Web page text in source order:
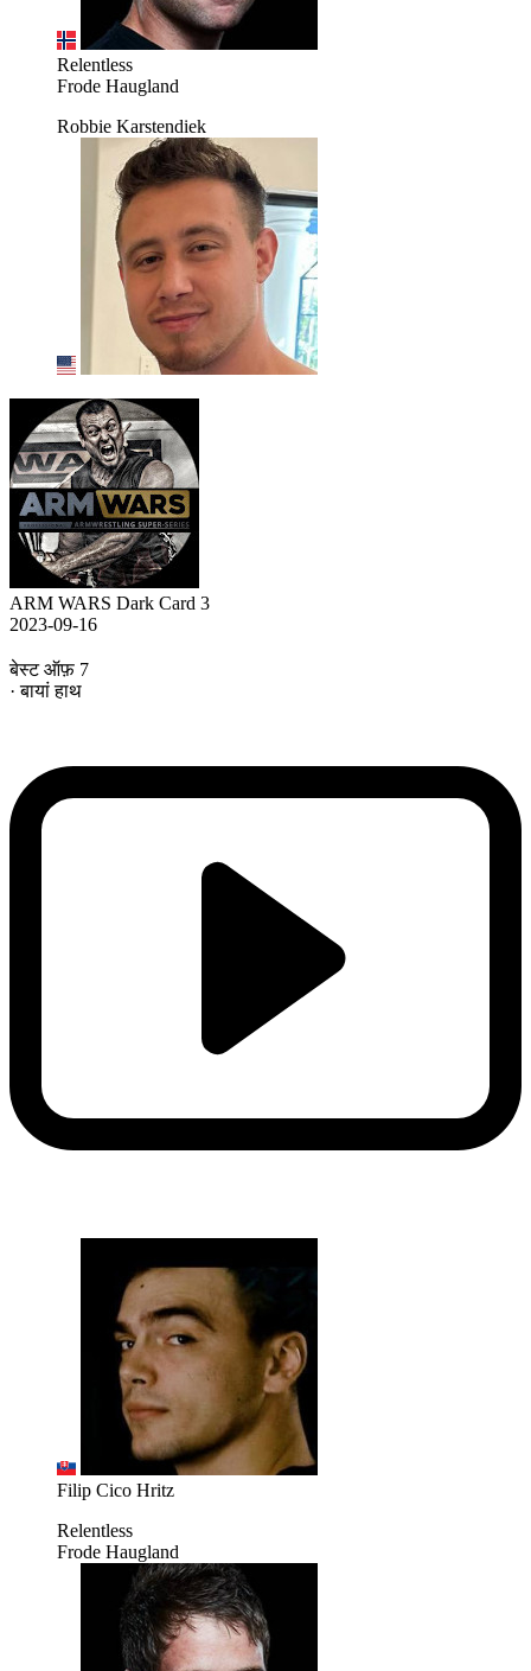
Relentless
Frode Haugland
Robbie Karstendiek
ARM WARS Dark Card 3
2023-09-16
बेस्ट ऑफ़ 7
· बायां हाथ
Filip Cico Hritz
Relentless
Frode Haugland